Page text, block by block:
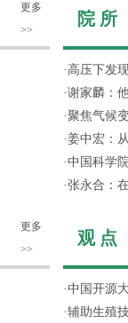
更多
>>
更多
>>
院 所
· 高压下发
·谢家麟：
·聚焦气候
·姜中宏：
·中国科学
·张永合：
观 点
·中国开源
·辅助生殖